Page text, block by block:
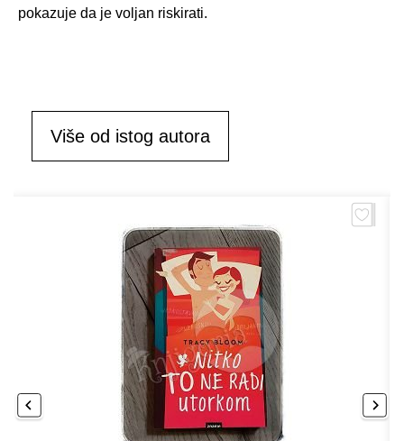
pokazuje da je voljan riskirati.
Više od istog autora